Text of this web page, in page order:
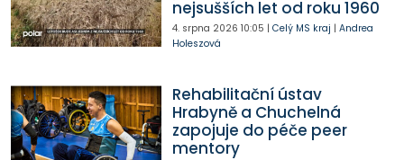
nejsušších let od roku 1960
4. srpna 2026 10:05 | Celý MS kraj | Andrea
Holeszová
Rehabilitační ústav
Hrabyně a Chuchelná
zapojuje do péče peer
mentory